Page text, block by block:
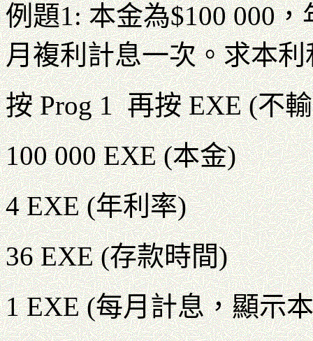
例題1: 本金為$100 000
月複利計息一次。求本利
按 Prog 1 再按 EXE (不
100 000 EXE (本金)
4 EXE (年利率)
36 EXE (存款時間)
1 EXE (每月計息，顯示